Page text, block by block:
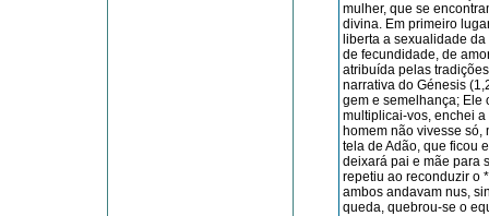
mulher, que se
divina. Em primeiro
liberta a sexualidade
de fecundidade, de
atribuída pelas
narrativa do Gé­ne­sis
gem e semelhança; Ele
multiplicai-vos, enchei
homem não vi­ves­se
tela de Adão, que ficou
deixará pai e mãe para
repe­tiu ao reconduzir o
ambos andavam nus,
queda, quebrou-se o